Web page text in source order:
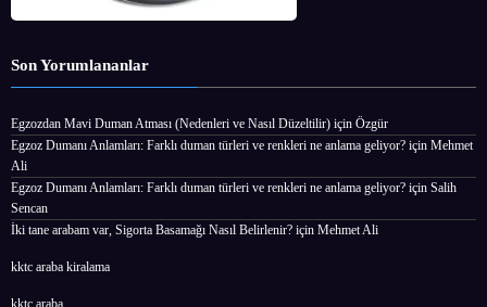
Son Yorumlananlar
Egzozdan Mavi Duman Atması (Nedenleri ve Nasıl Düzeltilir) için Özgür
Egzoz Dumanı Anlamları: Farklı duman türleri ve renkleri ne anlama geliyor? için Mehmet
Ali
Egzoz Dumanı Anlamları: Farklı duman türleri ve renkleri ne anlama geliyor? için Salih
Sencan
İki tane arabam var, Sigorta Basamağı Nasıl Belirlenir? için Mehmet Ali
kktc araba kiralama